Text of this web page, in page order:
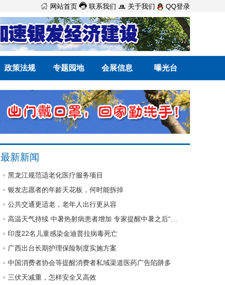
 网站首页  联系我们  关于我们 QQ登录
政策法规 专题园地 会展信息 曝光台
最新新闻
黑龙江规范适老化医疗服务项目
银发志愿者的年龄天花板，何时能拆掉
公共交通更适老，老年人出行更从容
印度22名儿童感染金迪普拉病毒死亡
广西出台长期护理保险制度实施方案
中国消费者协会等提醒消费者私域渠道医药广告陷阱多
三伏天减重，怎样安全又高效